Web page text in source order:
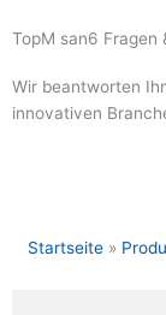
TopM san6 Fragen
Wir beantworten
innovativen
Startseite»